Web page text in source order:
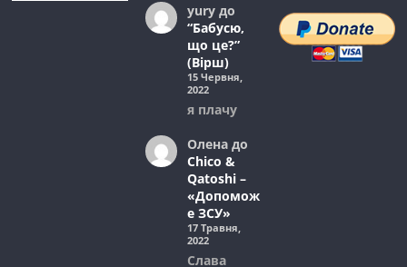
yuryдо
“Бабусю,
що це?”
(Вірш)
15 Червня,
2022
я плачу
Оленадо
Chico &
Qatoshi –
«Допомож
е ЗСУ»
17 Травня,
2022
Слава